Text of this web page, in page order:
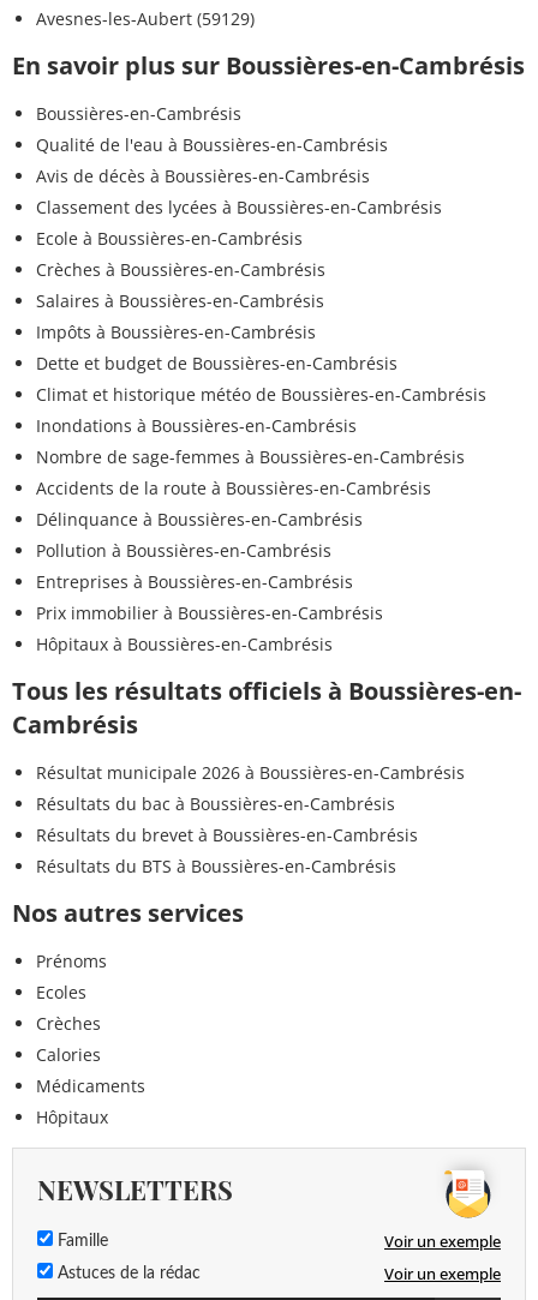
Avesnes-les-Aubert (59129)
En savoir plus sur Boussières-en-Cambrésis
Boussières-en-Cambrésis
Qualité de l'eau à Boussières-en-Cambrésis
Avis de décès à Boussières-en-Cambrésis
Classement des lycées à Boussières-en-Cambrésis
Ecole à Boussières-en-Cambrésis
Crèches à Boussières-en-Cambrésis
Salaires à Boussières-en-Cambrésis
Impôts à Boussières-en-Cambrésis
Dette et budget de Boussières-en-Cambrésis
Climat et historique météo de Boussières-en-Cambrésis
Inondations à Boussières-en-Cambrésis
Nombre de sage-femmes à Boussières-en-Cambrésis
Accidents de la route à Boussières-en-Cambrésis
Délinquance à Boussières-en-Cambrésis
Pollution à Boussières-en-Cambrésis
Entreprises à Boussières-en-Cambrésis
Prix immobilier à Boussières-en-Cambrésis
Hôpitaux à Boussières-en-Cambrésis
Tous les résultats officiels à Boussières-en-
Cambrésis
Résultat municipale 2026 à Boussières-en-Cambrésis
Résultats du bac à Boussières-en-Cambrésis
Résultats du brevet à Boussières-en-Cambrésis
Résultats du BTS à Boussières-en-Cambrésis
Nos autres services
Prénoms
Ecoles
Crèches
Calories
Médicaments
Hôpitaux
NEWSLETTERS
Famille Voir un exemple
Astuces de la rédac Voir un exemple